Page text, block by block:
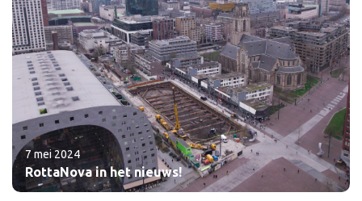
7 mei 2024
RottaNova in het nieuws!